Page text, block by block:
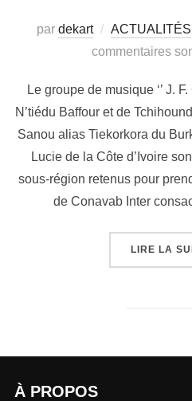
par dekart ACTUALITÉS
commentaires
Le groupe de musique ‘’ J.
N’tiédu Baffour et de
Sanou alias Tiekorkora du
Lucie de la Côte d’Ivoire
sous-région retenus pour
de Conavab Inter
LIRE LA
À PROPOS